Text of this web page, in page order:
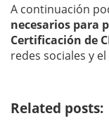
A continuación
necesarios para
Certificación de
redes sociales y
Related posts: